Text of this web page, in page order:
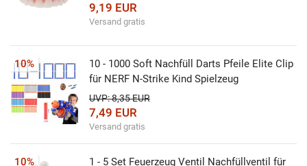
9,19 EUR
Versand gratis
10 - 1000 Soft Nachfüll Darts Pfeile Elite Clip
für NERF N-Strike Kind Spielzeug
UVP: 8,35 EUR
7,49 EUR
Versand gratis
10%
1 - 5 Set Feuerzeug Ventil Nachfüllventil für
10%